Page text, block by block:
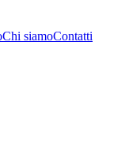
Chi siamoContatti